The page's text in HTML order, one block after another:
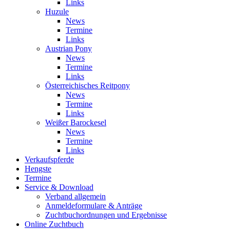
Links
Huzule
News
Termine
Links
Austrian Pony
News
Termine
Links
Österreichisches Reitpony
News
Termine
Links
Weißer Barockesel
News
Termine
Links
Verkaufspferde
Hengste
Termine
Service & Download
Verband allgemein
Anmeldeformulare & Anträge
Zuchtbuchordnungen und Ergebnisse
Online Zuchtbuch